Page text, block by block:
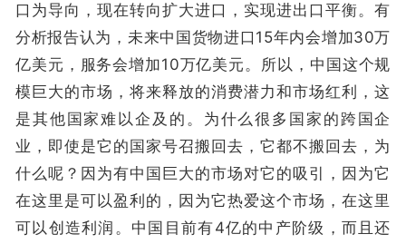
口为导向，现在转向扩大进口，实现进出口平衡。有
分析报告认为，未来中国货物进口15年内会增加30万
亿美元，服务会增加10万亿美元。所以，中国这个规
模巨大的市场，将来释放的消费潜力和市场红利，这
是其他国家难以企及的。为什么很多国家的跨国企
业，即使是它的国家号召搬回去，它都不搬回去，为
什么呢？因为有中国巨大的市场对它的吸引，因为它
在这里是可以盈利的，因为它热爱这个市场，在这里
可以创造利润。中国目前有4亿的中产阶级，而且还